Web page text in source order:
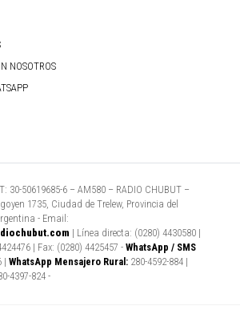
NOSOTROS
30-50619685-6 – AM580 – RADIO CHUBUT –
1735, Ciudad de Trelew, Provincia del
- Email:
| Línea directa: (0280) 4430580 |
| Fax: (0280) 4425457 - WhatsApp / SMS
| WhatsApp Mensajero Rural: 280-4592-884 |
4397-824 -